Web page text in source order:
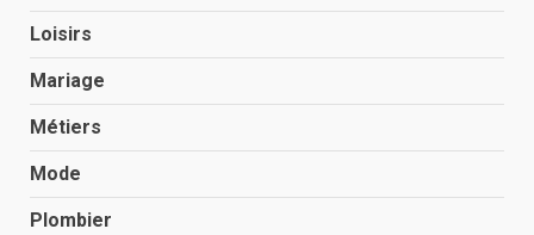
Loisirs
Mariage
Métiers
Mode
Plombier